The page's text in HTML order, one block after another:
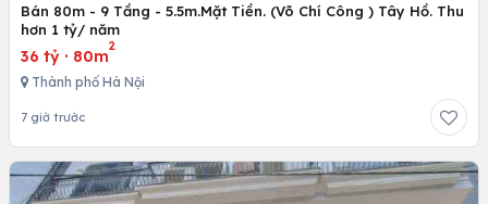
Bán 80m - 9 Tầng - 5.5m.Mặt Tiền. (Võ Chí Công ) Tây Hồ. Thu
hơn 1 tỷ/ năm
36 tỷ · 80m
2
Thành phố Hà Nội
7 giờ trước